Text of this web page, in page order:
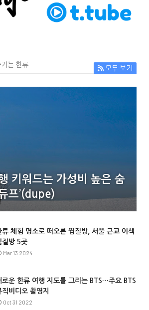
는 한류 모두 보기
키워드는 가성비 높은 숨
프’(dupe)
류 체험 명소로 떠오른 찜질방, 서울 근교 이색
질방 5곳
Mar 13 2024
로운 한류 여행 지도를 그리는 BTS…주요 BTS
직비디오 촬영지
Oct 31 2022